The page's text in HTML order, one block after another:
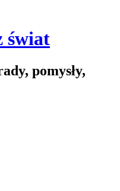
świat
pomysły,